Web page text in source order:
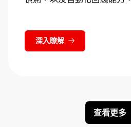
深入瞭解
查看更多